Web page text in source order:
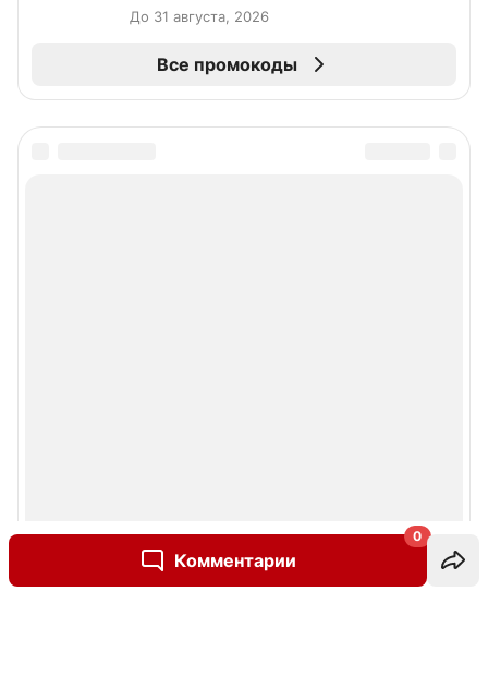
Комментарии
0
До 31 августа, 2026
Все промокоды